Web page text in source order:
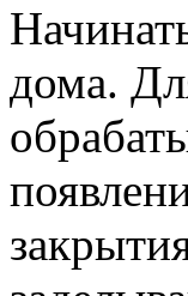
дома.